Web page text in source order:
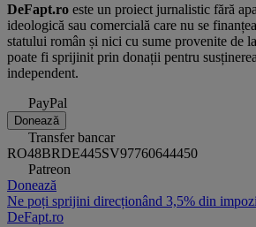
DeFapt.ro este un proiect jurnalistic fără
ideologică sau comercială care nu se
statului român și nici cu sume provenite de
poate fi sprijinit prin donații pentru
independent.
PayPal
Donează
Transfer bancar
RO48BRDE445SV97760644450
Patreon
Donează
Ne poți sprijini direcționând 3,5% din
DeFapt.ro